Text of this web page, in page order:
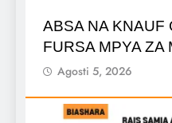
ABSA NA KNAUF
FURSA MPYA ZA
Agosti 5, 2026